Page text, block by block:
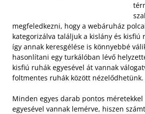
megfeledkezni, hogy a webáruház
kategorizálva találjuk a kislány és kisfiú
így annak keresgélése is könnyebbé
hasonlítani egy turkálóban lévő
kisfiú ruhák egyesével át vannak
foltmentes ruhák között nézelődhetünk.
Minden egyes darab pontos
egyesével vannak lemérve, hiszen